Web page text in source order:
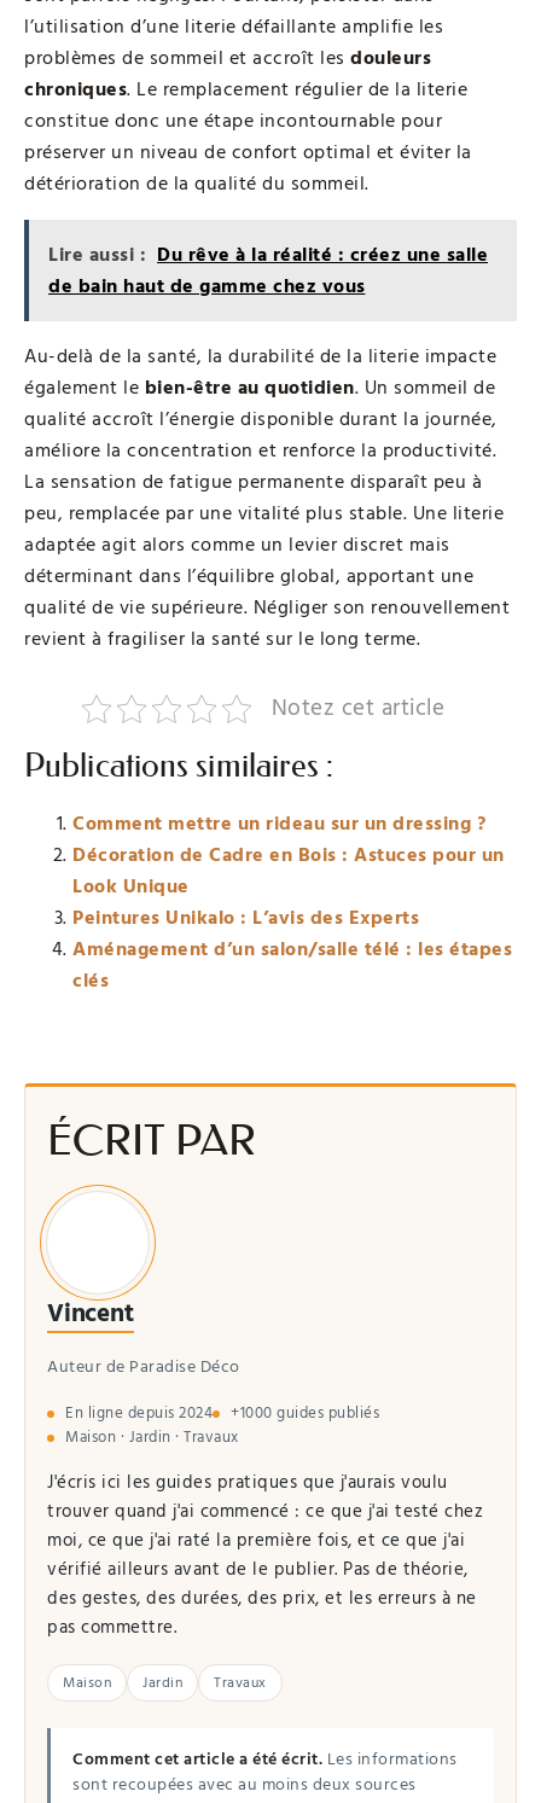
l’utilisation d’une literie défaillante amplifie les
problèmes de sommeil et accroît les douleurs
chroniques. Le remplacement régulier de la literie
constitue donc une étape incontournable pour
préserver un niveau de confort optimal et éviter la
détérioration de la qualité du sommeil.
Lire aussi : Du rêve à la réalité : créez une salle
de bain haut de gamme chez vous
Au-delà de la santé, la durabilité de la literie impacte
également le bien-être au quotidien. Un sommeil de
qualité accroît l’énergie disponible durant la journée,
améliore la concentration et renforce la productivité.
La sensation de fatigue permanente disparaît peu à
peu, remplacée par une vitalité plus stable. Une literie
adaptée agit alors comme un levier discret mais
déterminant dans l’équilibre global, apportant une
qualité de vie supérieure. Négliger son renouvellement
revient à fragiliser la santé sur le long terme.
Notez cet article
Publications similaires :
Comment mettre un rideau sur un dressing ?
Décoration de Cadre en Bois : Astuces pour un
Look Unique
Peintures Unikalo : L’avis des Experts
Aménagement d’un salon/salle télé : les étapes
clés
ÉCRIT PAR
Vincent
Auteur de Paradise Déco
En ligne depuis 2024
+1000 guides publiés
Maison · Jardin · Travaux
J'écris ici les guides pratiques que j'aurais voulu
trouver quand j'ai commencé : ce que j'ai testé chez
moi, ce que j'ai raté la première fois, et ce que j'ai
vérifié ailleurs avant de le publier. Pas de théorie,
des gestes, des durées, des prix, et les erreurs à ne
pas commettre.
Maison Jardin Travaux
Comment cet article a été écrit. Les informations
sont recoupées avec au moins deux sources